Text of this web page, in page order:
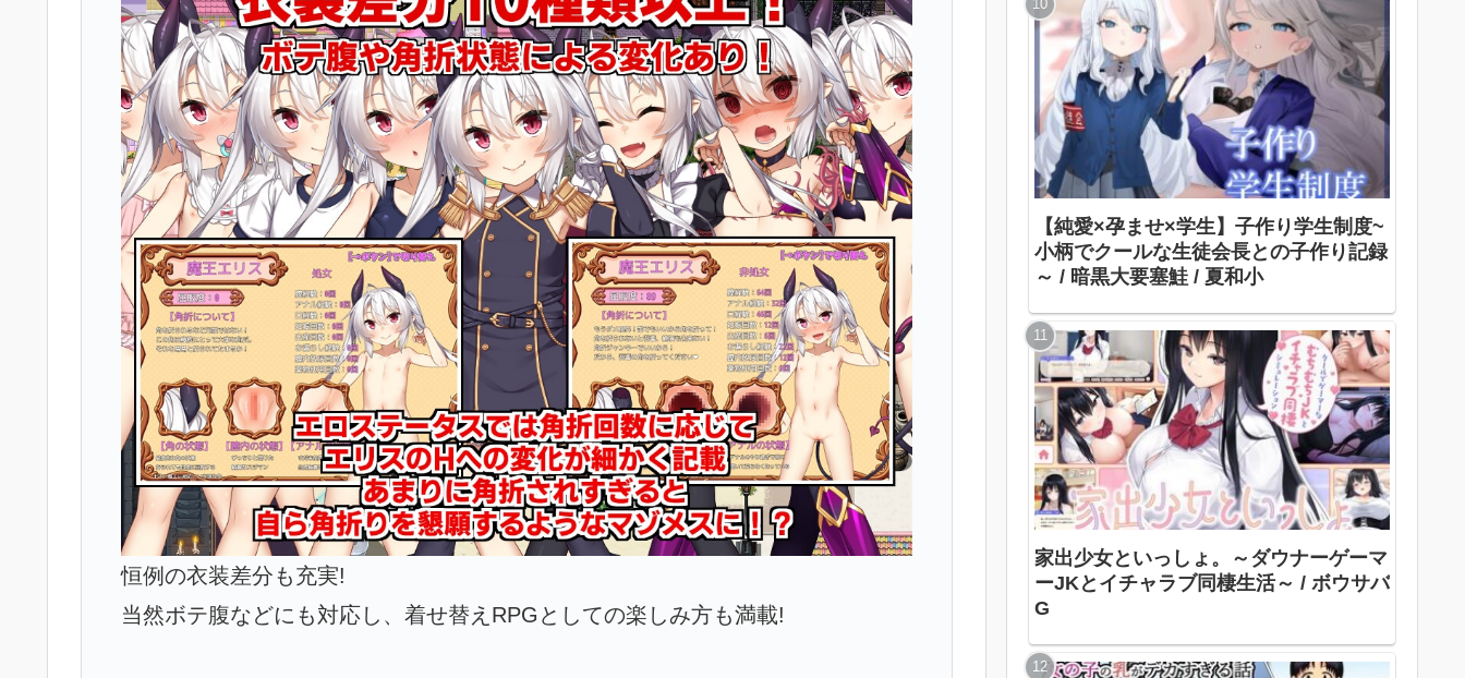
恒例の衣装差分も充実!
当然ボテ腹などにも対応し、着せ替えRPGとしての楽しみ方も満載!
【純愛×孕ませ×学生】子作り学生制度~
小柄でクールな生徒会長との子作り記録
～ / 暗黒大要塞鮭 / 夏和小
家出少女といっしょ。～ダウナーゲーマ
ーJKとイチャラブ同棲生活～ / ボウサバ
G